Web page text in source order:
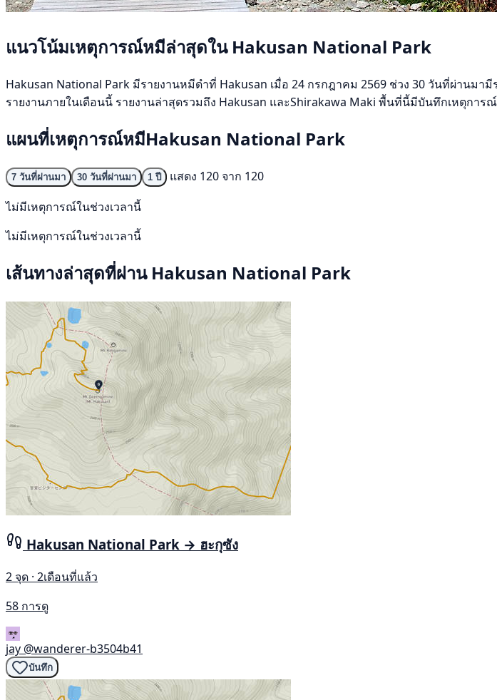
แนวโน้มเหตุการณ์หมีล่าสุดใน Hakusan National Park
Hakusan National Park มีรายงานหมีดำที่ Hakusan เมื่อ 24 กรกฎาคม 2569 ช่วง 30 วันที่ผ่านม
รายงานภายในเดือนนี้ รายงานล่าสุดรวมถึง Hakusan และShirakawa Maki พื้นที่นี้มีบันทึกเหตุการ
แผนที่เหตุการณ์หมีHakusan National Park
7 วันที่ผ่านมา 30 วันที่ผ่านมา 1 ปี
แสดง 120 จาก 120
ไม่มีเหตุการณ์ในช่วงเวลานี้
ไม่มีเหตุการณ์ในช่วงเวลานี้
เส้นทางล่าสุดที่ผ่าน Hakusan National Park
Hakusan National Park → ฮะกุซัง
2 จุด · 2เดือนที่แล้ว
58 การดู
jay @wanderer-b3504b41
บันทึก